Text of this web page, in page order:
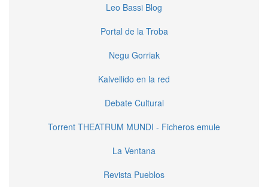
Leo Bassi Blog
Portal de la Troba
Negu Gorriak
Kalvellido en la red
Debate Cultural
Torrent THEATRUM MUNDI - Ficheros emule
La Ventana
Revista Pueblos